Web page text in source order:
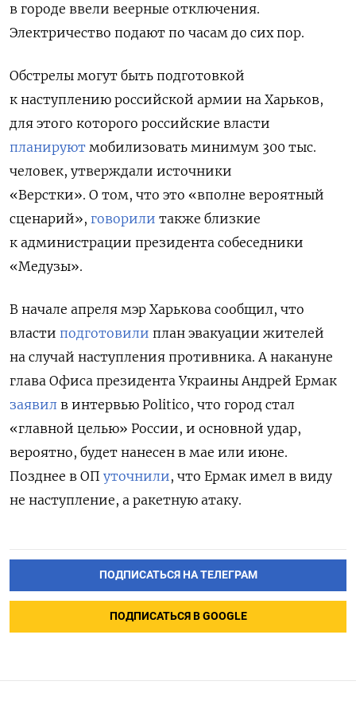
в городе ввели веерные отключения.
Электричество подают по часам до сих пор.
Обстрелы могут быть подготовкой
к наступлению российской армии на Харьков,
для этого которого российские власти
планируют мобилизовать минимум 300 тыс.
человек, утверждали источники
«Верстки». О том, что это «вполне вероятный
сценарий», говорили также близкие
к администрации президента собеседники
«Медузы».
В начале апреля мэр Харькова сообщил, что
власти подготовили план эвакуации жителей
на случай наступления противника. А накануне
глава Офиса президента Украины Андрей Ермак
заявил в интервью Politico, что город стал
«главной целью» России, и основной удар,
вероятно, будет нанесен в мае или июне.
Позднее в ОП уточнили, что Ермак имел в виду
не наступление, а ракетную атаку.
ПОДПИСАТЬСЯ НА ТЕЛЕГРАМ
ПОДПИСАТЬСЯ В GOOGLE